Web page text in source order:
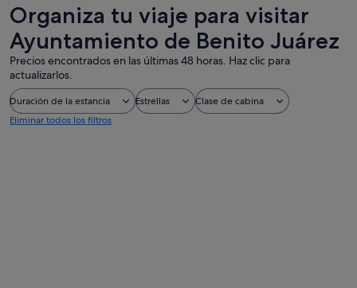
Organiza tu viaje para visitar
Ayuntamiento de Benito Juárez
Precios encontrados en las últimas 48 horas. Haz clic para
actualizarlos.
Duración de la estancia Estrellas
Clase de cabina
Eliminar todos los filtros